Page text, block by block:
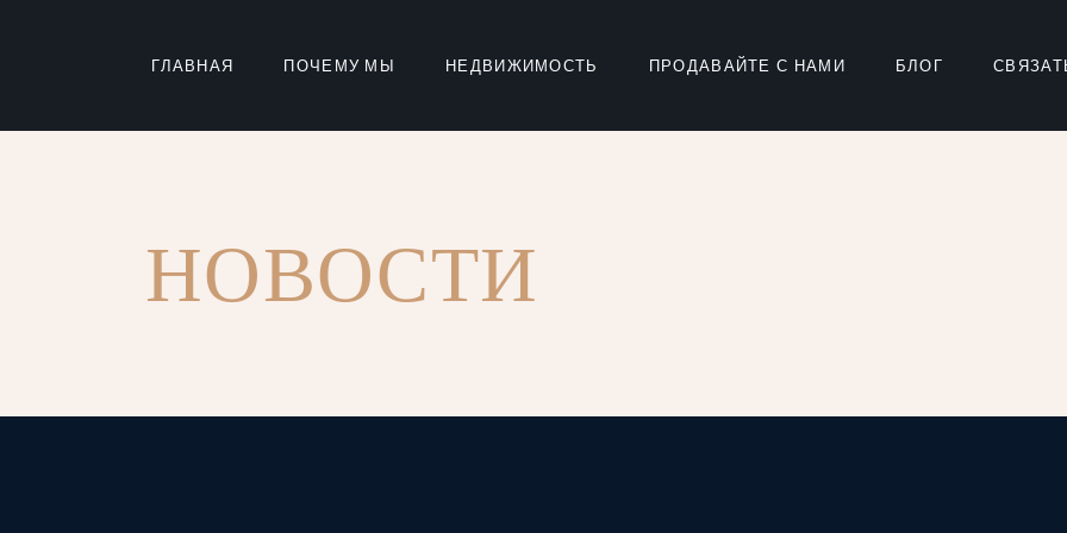
ГЛАВНАЯ ПОЧЕМУ МЫ НЕДВИЖИМОСТЬ ПРОДАВАЙТЕ С НАМИ БЛОГ
НОВОСТИ